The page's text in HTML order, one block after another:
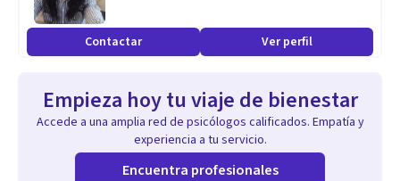
Contactar Ver perfil
Empieza hoy tu viaje de bienestar
Accede a una amplia red de psicólogos calificados. Empatía y
experiencia a tu servicio.
Encuentra profesionales